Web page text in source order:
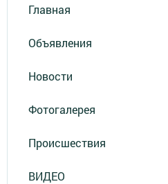
Главная
Объявления
Новости
Фотогалерея
Происшествия
ВИДЕО